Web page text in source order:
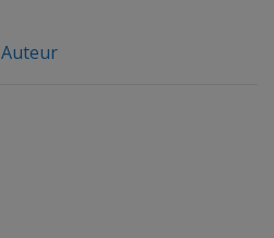
Auteur